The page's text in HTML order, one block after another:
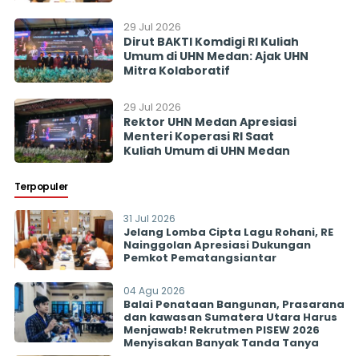
29 Jul 2026
Dirut BAKTI Komdigi RI Kuliah
Umum di UHN Medan: Ajak UHN
Mitra Kolaboratif
29 Jul 2026
Rektor UHN Medan Apresiasi
Menteri Koperasi RI Saat
Kuliah Umum di UHN Medan
Terpopuler
31 Jul 2026
Jelang Lomba Cipta Lagu Rohani, RE
Nainggolan Apresiasi Dukungan
Pemkot Pematangsiantar
04 Agu 2026
Balai Penataan Bangunan, Prasarana
dan kawasan Sumatera Utara Harus
Menjawab! Rekrutmen PISEW 2026
Menyisakan Banyak Tanda Tanya